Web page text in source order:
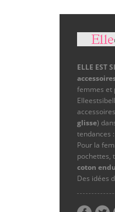
ELLE EST
femmes et
glisse)
tendances
Pour la
pochettes,
coton
Des idées